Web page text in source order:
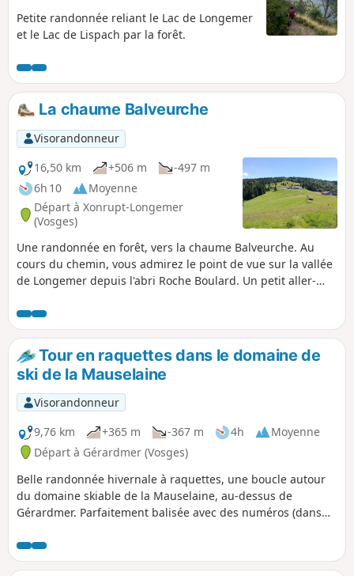
Petite randonnée reliant le Lac de Longemer
et le Lac de Lispach par la forêt.
La chaume Balveurche
Visorandonneur
16,50 km
+506 m
-497 m
6h 10
Moyenne
Départ à Xonrupt-Longemer
(Vosges)
Une randonnée en forêt, vers la chaume Balveurche. Au
cours du chemin, vous admirez le point de vue sur la vallée
de Longemer depuis l'abri Roche Boulard. Un petit aller-
Retournemer. Le carrefour Irénée Duvoid vous offre un petit
coin de repos et de détente. Enfin, vous pourrez admirer le
ruisseau de Belbriette dans son écrin de verdure,
particulièrement joli en période automnale.
Tour en raquettes dans le domaine de
ski de la Mauselaine
Visorandonneur
9,76 km
+365 m -367 m 4h
Moyenne
Départ à Gérardmer (Vosges)
Belle randonnée hivernale à raquettes, une boucle autour
du domaine skiable de la Mauselaine, au-dessus de
Gérardmer. Parfaitement balisée avec des numéros (dans
flèches pour indiquer la direction.